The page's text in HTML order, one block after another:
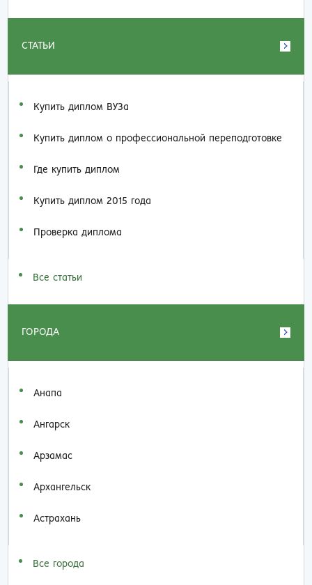
СТАТЬИ
Купить диплом ВУЗа
Купить диплом о профессиональной переподготовке
Где купить диплом
Купить диплом 2015 года
Проверка диплома
Все статьи
ГОРОДА
Анапа
Ангарск
Арзамас
Архангельск
Астрахань
Все города